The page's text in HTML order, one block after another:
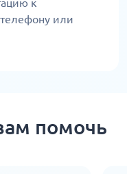
к
или
помочь